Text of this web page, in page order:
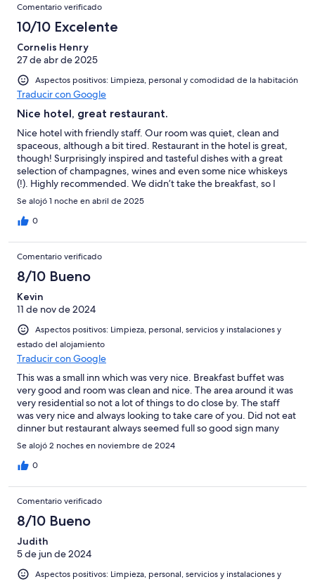
Comentario verificado
10/10 Excelente
Cornelis Henry
27 de abr de 2025
Aspectos positivos: Limpieza, personal y comodidad de la habitación
Traducir con Google
Nice hotel, great restaurant.
Nice hotel with friendly staff. Our room was quiet, clean and
spaceous, although a bit tired. Restaurant in the hotel is great,
though! Surprisingly inspired and tasteful dishes with a great
selection of champagnes, wines and even some nice whiskeys
(!). Highly recommended. We didn’t take the breakfast, so I
can’t comment on that.
Se alojó 1 noche en abril de 2025
0
Comentario verificado
8/10 Bueno
Kevin
11 de nov de 2024
Aspectos positivos: Limpieza, personal, servicios y instalaciones y
estado del alojamiento
Traducir con Google
This was a small inn which was very nice. Breakfast buffet was
very good and room was clean and nice. The area around it was
very residential so not a lot of things to do close by. The staff
was very nice and always looking to take care of you. Did not eat
dinner but restaurant always seemed full so good sign many
locals. Good access to lots of attractions by car and well worth
the cost.
Se alojó 2 noches en noviembre de 2024
0
Comentario verificado
8/10 Bueno
Judith
5 de jun de 2024
Aspectos positivos: Limpieza, personal, servicios y instalaciones y